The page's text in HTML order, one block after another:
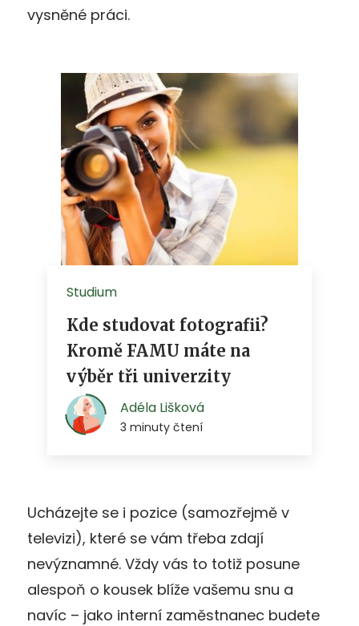
vysněné práci.
Ucházejte se i pozice (samozřejmě v
televizi), které se vám třeba zdají
nevýznamné. Vždy vás to totiž posune
alespoň o kousek blíže vašemu snu a
navíc – jako interní zaměstnanec budete